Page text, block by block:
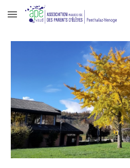
Skip to main content